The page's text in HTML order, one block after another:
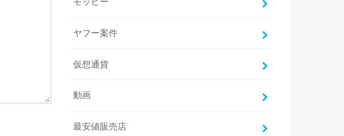
モッピー
ヤフー案件
仮想通貨
動画
最安値販売店